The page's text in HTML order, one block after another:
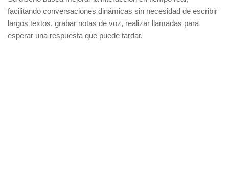
facilitando conversaciones dinámicas sin necesidad de escribir
largos textos, grabar notas de voz, realizar llamadas para
esperar una respuesta que puede tardar.